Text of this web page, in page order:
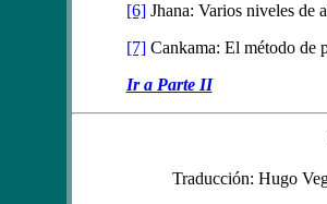
[6]Jhana: Varios niveles de
[7]Cankama: El método de
Ir a Parte II
Traducción: Hugo